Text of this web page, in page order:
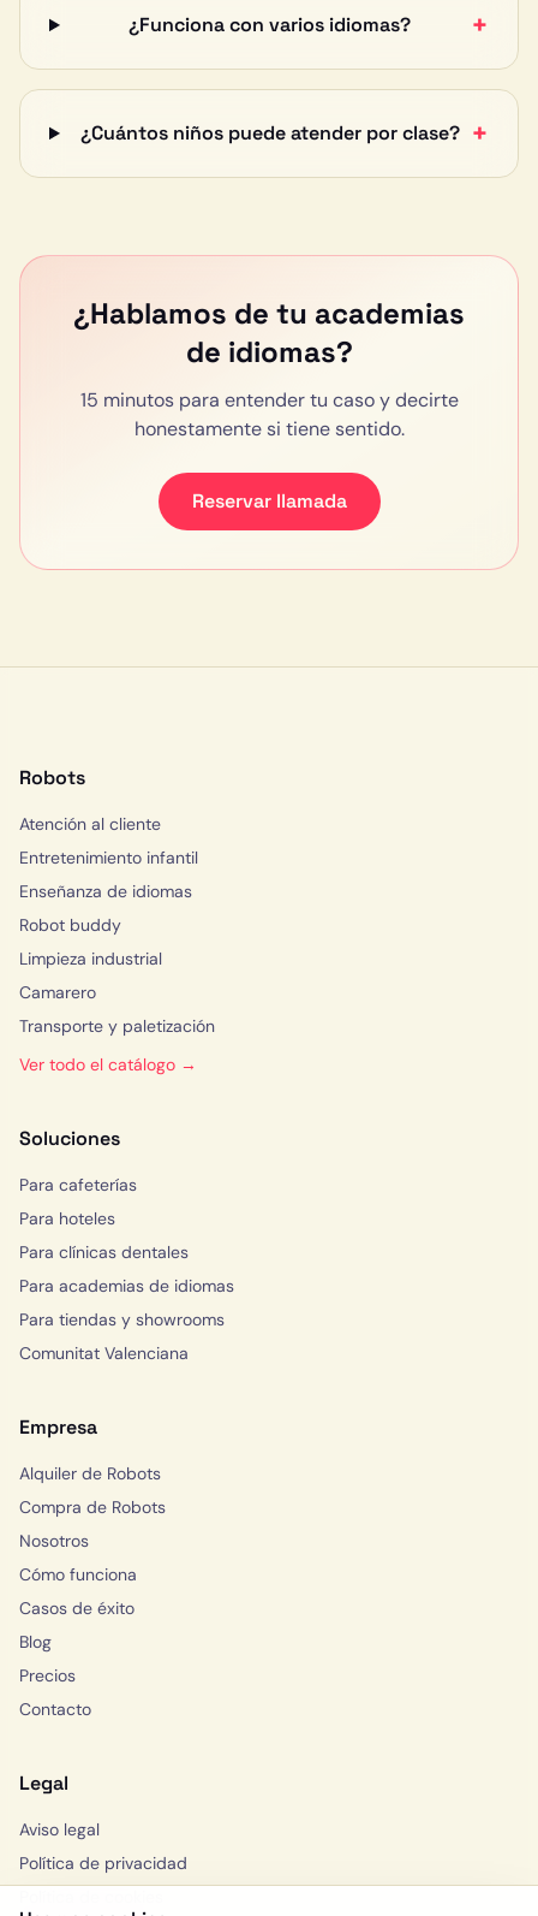
¿Funciona con varios idiomas? +
¿Cuántos niños puede atender por clase? +
¿Hablamos de tu academias
de idiomas?
15 minutos para entender tu caso y decirte
honestamente si tiene sentido.
Reservar llamada
Robots
Atención al cliente
Entretenimiento infantil
Enseñanza de idiomas
Robot buddy
Limpieza industrial
Camarero
Transporte y paletización
Ver todo el catálogo →
Soluciones
Para cafeterías
Para hoteles
Para clínicas dentales
Para academias de idiomas
Para tiendas y showrooms
Comunitat Valenciana
Empresa
Alquiler de Robots
Compra de Robots
Nosotros
Cómo funciona
Casos de éxito
Blog
Precios
Contacto
Legal
Aviso legal
Política de privacidad